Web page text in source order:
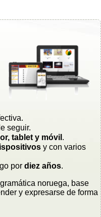
seguir.
tablet y móvil .
y con varios
por diez años.
noruega, base
y expresarse de forma